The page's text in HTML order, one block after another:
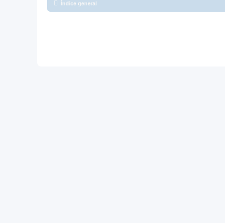
Índice general